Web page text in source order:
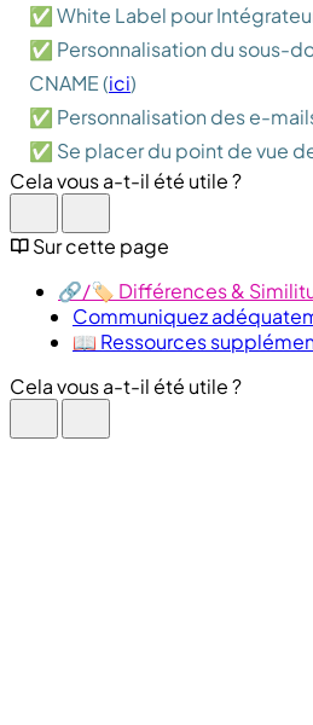
✅ White Label pour
✅ Personnalisation du sous-
CNAME (ici)
✅ Personnalisation des e-
✅ Se placer du point de vue
Cela vous a-t-il été utile ?
Sur cette page
🔗​/🏷️ Différences &
Communiquez
📖 Ressources
Cela vous a-t-il été utile ?